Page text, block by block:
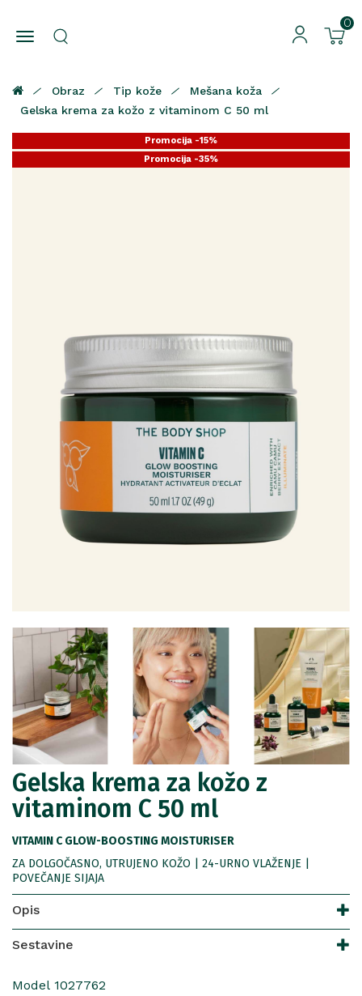
0
Obraz Tip kože
Mešana koža
Gelska krema za kožo z vitaminom C 50 ml
Promocija -15%
Promocija -25%
Promocija -35%
Gelska krema za kožo z
vitaminom C 50 ml
VITAMIN C GLOW-BOOSTING MOISTURISER
ZA DOLGOČASNO, UTRUJENO KOŽO | 24-URNO VLAŽENJE |
POVEČANJE SIJAJA
Opis
Sestavine
Model 1027762